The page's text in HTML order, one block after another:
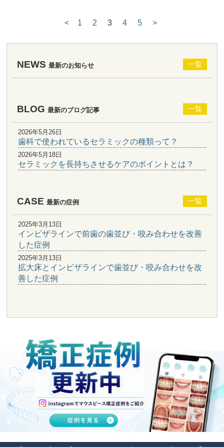
< 1 2 3 4 5 >
NEWS 最新のお知らせ 一覧
BLOG 最新のブログ記事 一覧
2026年5月26日
歯科で使われているセラミックの種類って？
2026年5月18日
セラミックを長持ちさせるケアのポイントとは？
CASE 最新の症例 一覧
2025年3月13日
インビザラインで前歯の歯並び・咬み合わせを改善
した症例
2025年3月13日
拡大床とインビザラインで歯並び・咬み合わせを改
善した症例